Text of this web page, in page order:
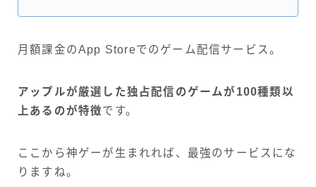
月額課金のApp Storeでのゲーム配信サービス。
アップルが厳選した独占配信のゲームが100種類以
上あるのが特徴です。
ここから神ゲーが生まれれば、最強のサービスにな
りますね。